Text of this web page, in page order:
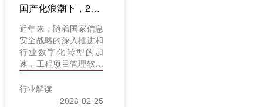
在更推出红圈AI系列，
把人工智能嵌入经营管
理的每个环节，让决策
更快、执行更准、心里
更有底。
国产化浪潮下，2026年工程项目管理软件新排行：这些本土力量正在崛起
近年来，随着国家信息
安全战略的深入推进和
行业数字化转型的加
速，工程项目管理软件
领域正迎来一场深刻的
国产化变革。政策扶持
与技术创新的双重驱动
行业解读
2026-02-25